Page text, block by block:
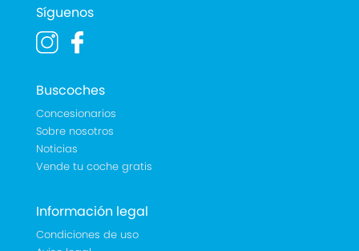
Síguenos
Buscoches
Concesionarios
Sobre nosotros
Noticias
Vende tu coche gratis
Información legal
Condiciones de uso